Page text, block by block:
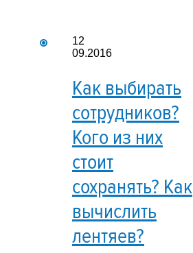
12
09.2016
Как выбирать
сотрудников?
Кого из них
стоит
сохранять? Как
вычислить
лентяев?